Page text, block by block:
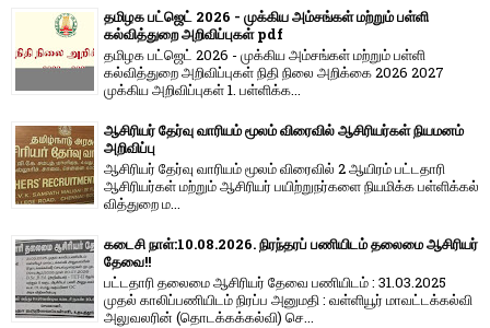
தமிழக பட்ஜெட் 2026 - முக்கிய அம்சங்கள் மற்றும் பள்ளி
கல்வித்துறை அறிவிப்புகள் pdf
தமிழக பட்ஜெட் 2026 - முக்கிய அம்சங்கள் மற்றும் பள்ளி
கல்வித்துறை அறிவிப்புகள் நிதி நிலை அறிக்கை 2026 2027
முக்கிய அறிவிப்புகள் 1. பள்ளிக்க...
ஆசிரியர் தேர்வு வாரியம் மூலம் விரைவில் ஆசிரியர்கள் நியமனம்
அறிவிப்பு
ஆசிரியர் தேர்வு வாரி​யம் மூலம் விரை​வில் 2 ஆயிரம் பட்​ட​தாரி
ஆசிரியர்​கள் மற்​றும் ஆசிரியர் பயிற்றுநர்​களை நியமிக்க பள்​ளிக்​கல்​
வித்​துறை ம...
கடைசி நாள்:10.08.2026. நிரந்தரப் பணியிடம் தலைமை ஆசிரியர்
தேவை!!
பட்டதாரி தலைமை ஆசிரியர் தேவை பணியிடம் : 31.03.2025
முதல் காலிப்பணியிடம் நிரப்ப அனுமதி : வள்ளியூர் மாவட்டக்கல்வி
அலுவலரின் (தொடக்கக்கல்வி) செ...